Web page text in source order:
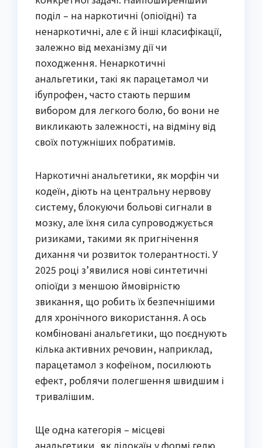
поділ – на наркотичні (опіоїдні) та
ненаркотичні, але є й інші класифікації,
залежно від механізму дії чи
походження. Ненаркотичні
анальгетики, такі як парацетамол чи
ібупрофен, часто стають першим
вибором для легкого болю, бо вони не
викликають залежності, на відміну від
своїх потужніших побратимів.
Наркотичні анальгетики, як морфін чи
кодеїн, діють на центральну нервову
систему, блокуючи больові сигнали в
мозку, але їхня сила супроводжується
ризиками, такими як пригнічення
дихання чи розвиток толерантності. У
2025 році з’явилися нові синтетичні
опіоїди з меншою ймовірністю
звикання, що робить їх безпечнішими
для хронічного використання. А ось
комбіновані анальгетики, що поєднують
кілька активних речовин, наприклад,
парацетамол з кофеїном, посилюють
ефект, роблячи полегшення швидшим і
тривалішим.
Ще одна категорія – місцеві
анальгетики, як лідокаїн у формі гелю,